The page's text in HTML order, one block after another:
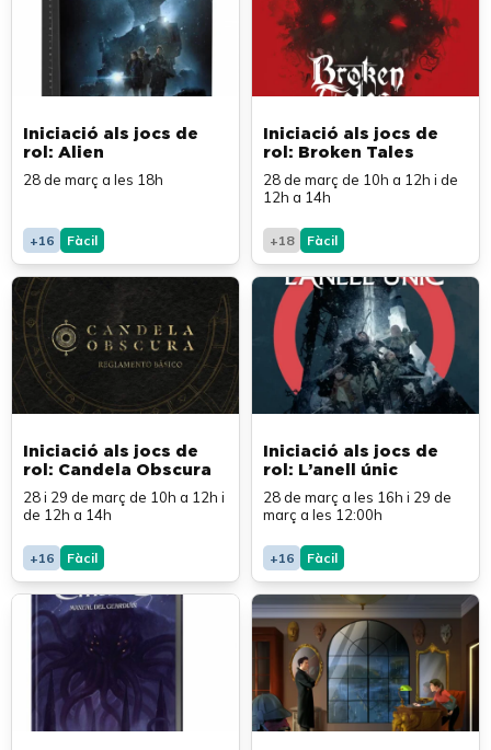
Iniciació als jocs de
rol: Alien
28 de març a les 18h
+16 Fàcil
Iniciació als jocs de
rol: Broken Tales
28 de març de 10h a 12h i de
12h a 14h
+18 Fàcil
Iniciació als jocs de
rol: Candela Obscura
28 i 29 de març de 10h a 12h i
de 12h a 14h
+16 Fàcil
Iniciació als jocs de
rol: L’anell únic
28 de març a les 16h i 29 de
març a les 12:00h
+16 Fàcil